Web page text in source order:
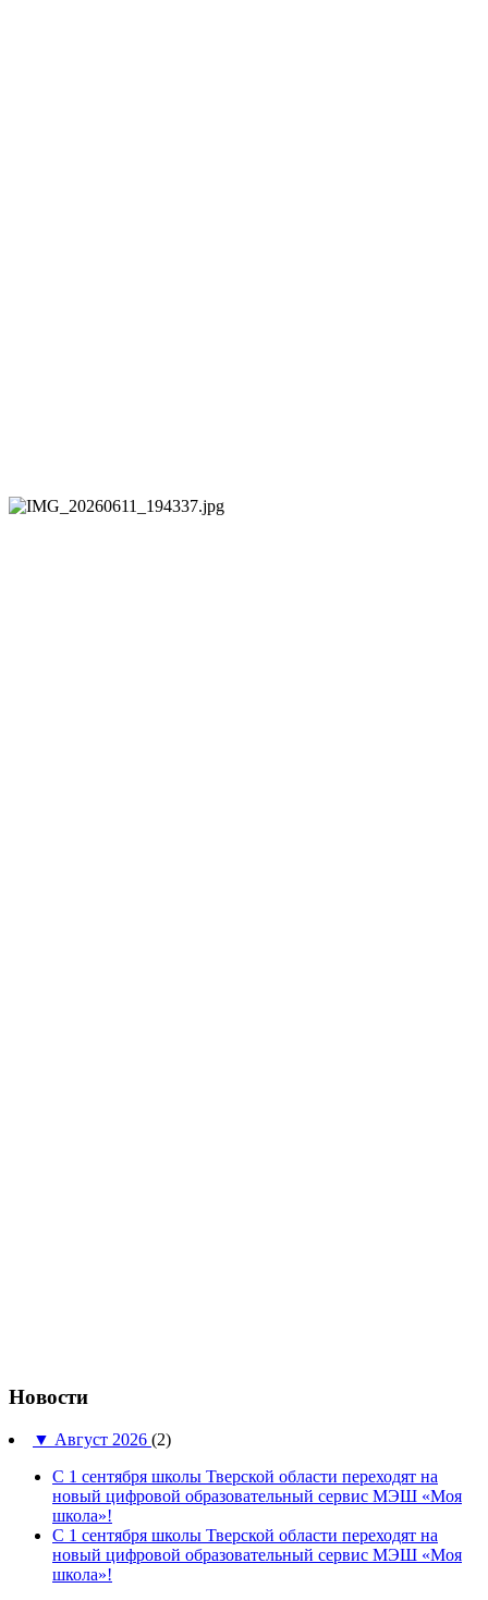
Новости
▼ Август 2026 (2)
С 1 сентября школы Тверской области переходят на
новый цифровой образовательный сервис МЭШ «Моя
школа»!
С 1 сентября школы Тверской области переходят на
новый цифровой образовательный сервис МЭШ «Моя
школа»!